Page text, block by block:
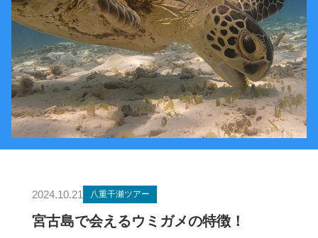
2024.10.21 八重干瀬ツアー
宮古島で会えるウミガメの特徴！